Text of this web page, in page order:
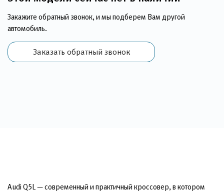
Закажите обратный звонок, и мы подберем Вам другой
автомобиль.
Заказать обратный звонок
Audi Q5L — современный и практичный кроссовер, в котором